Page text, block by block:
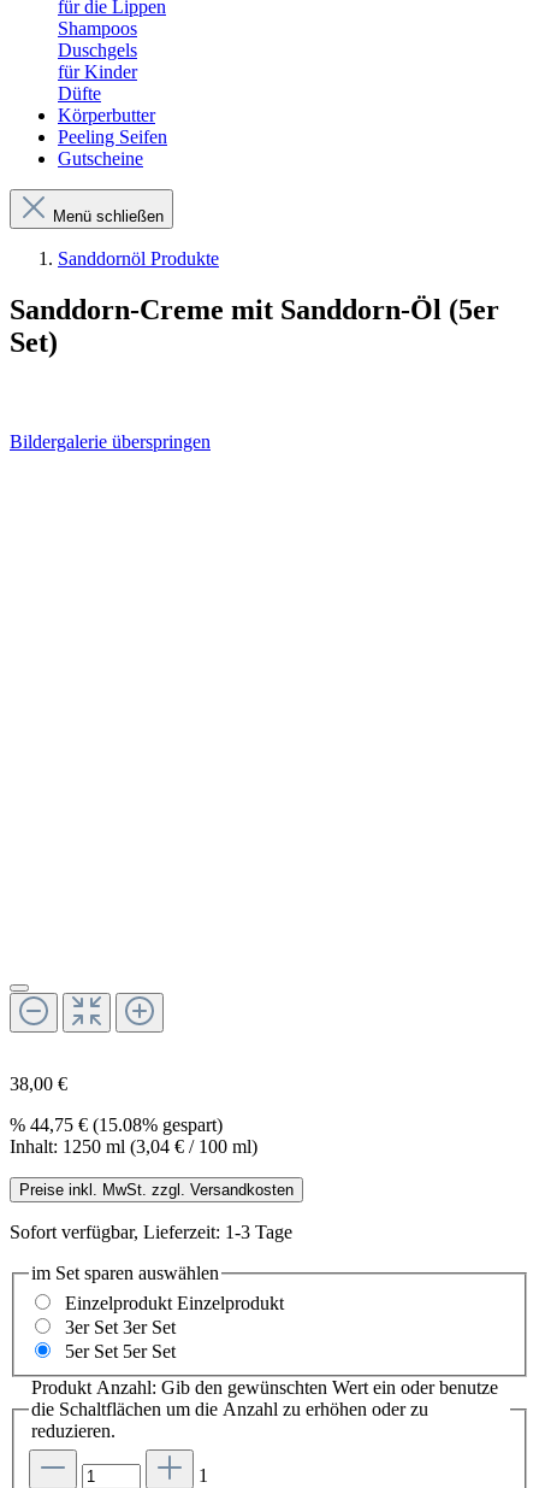
für die Lippen
Shampoos
Duschgels
für Kinder
Düfte
Körperbutter
Peeling Seifen
Gutscheine
Menü schließen
Sanddornöl Produkte
Sanddorn-Creme mit Sanddorn-Öl (5er
Set)
Bildergalerie überspringen
38,00 €
% 44,75 € (15.08% gespart)
Inhalt: 1250 ml (3,04 € / 100 ml)
Preise inkl. MwSt. zzgl. Versandkosten
Sofort verfügbar, Lieferzeit: 1-3 Tage
im Set sparen auswählen
Einzelprodukt Einzelprodukt
3er Set 3er Set
5er Set 5er Set
Produkt Anzahl: Gib den gewünschten Wert ein oder benutze
die Schaltflächen um die Anzahl zu erhöhen oder zu
reduzieren.
1